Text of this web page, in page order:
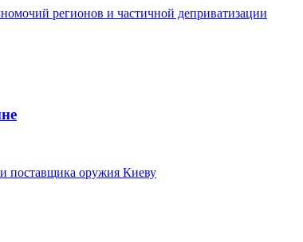
регионов и частичной деприватизации
поставщика оружия Киеву